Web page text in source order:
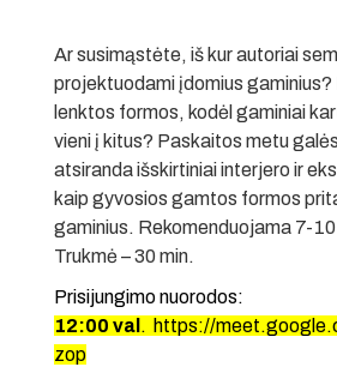
Ar susimąstėte, iš kur autoriai
projektuodami įdomius
lenktos formos, kodėl gaminiai
vieni į kitus? Paskaitos metu
atsiranda išskirtiniai interjero ir
kaip gyvosios gamtos formos
gaminius. Rekomenduojama 7-
Trukmė – 30 min.
Prisijungimo nuorodos:
12:00 val . https://
zop